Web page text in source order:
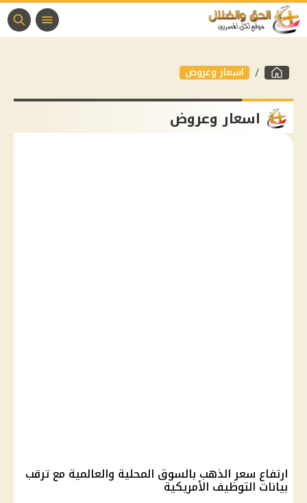
اسعار وعروض
اسعار وعروض
ارتفاع سعر الذهب بالسوق المحلية والعالمية مع ترقب
بيانات التوظيف الأمريكية